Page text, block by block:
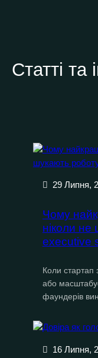
Статті та
29 Липня,
Чому
ніколи не
executive
Коли стартап
або
фаундерів
16 Липня,